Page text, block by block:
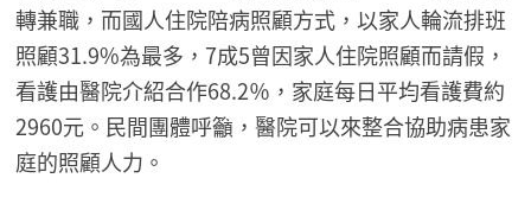
轉兼職，而國人住院陪病照顧方式，以家人輪流排班
照顧31.9%為最多，7成5曾因家人住院照顧而請假，
看護由醫院介紹合作68.2％，家庭每日平均看護費約
2960元。民間團體呼籲，醫院可以來整合協助病患家
庭的照顧人力。